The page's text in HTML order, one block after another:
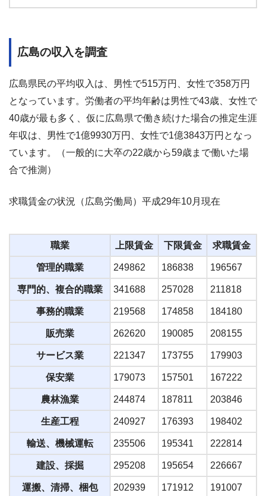
広島の収入を調査
広島県民の平均収入は、男性で515万円、女性で358万円
となっています。労働者の平均年齢は男性で43歳、女性で
40歳が最も多く、仮に広島県で働き続けた場合の推定生涯
年収は、男性で1億9930万円、女性で1億3843万円となっ
ています。（一般的に大卒の22歳から59歳まで働いた場
合で推測）
求職賃金の状況（広島労働局）平成29年10月現在
職業 上限賃金 下限賃金 求職賃金
管理的職業 249862 186838 196567
専門的、複合的職業 341688 257028 211818
事務的職業 219568 174858 184180
販売業 262620 190085 208155
サービス業 221347 173755 179903
保安業 179073 157501 167222
農林漁業 244874 187811 203846
生産工程 240927 176393 198402
輸送、機械運転 235506 195341 222814
建設、採掘 295208 195654 226667
運搬、清掃、梱包 202939 171912 191007